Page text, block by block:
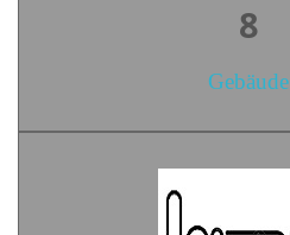
10
Gebäude